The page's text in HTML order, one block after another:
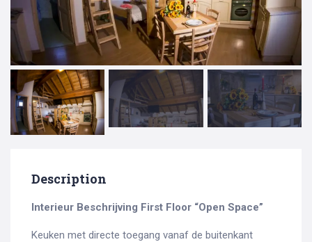
Description
Interieur Beschrijving First Floor “Open Space”
Keuken met directe toegang vanaf de buitenkant